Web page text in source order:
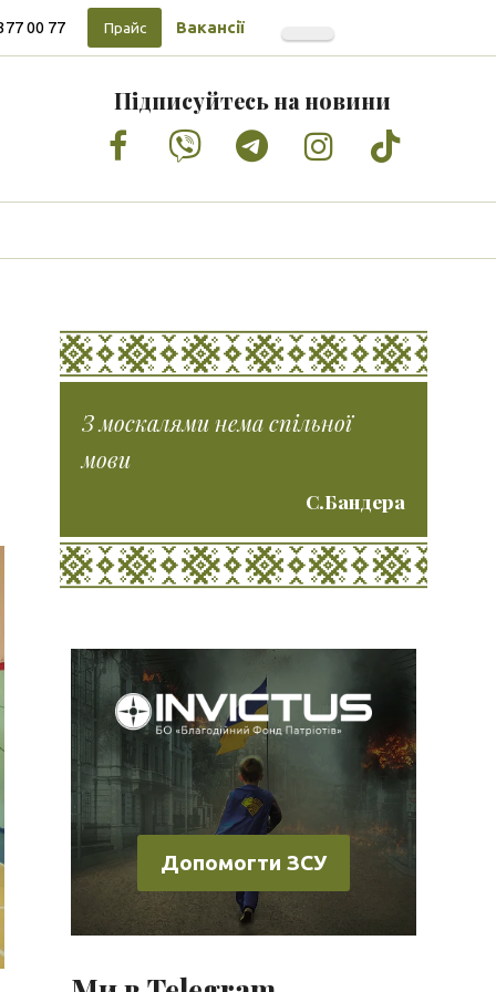
00 77 Прайс Вакансії
Підписуйтесь на новини
Facebook
VimeoTumblrInstagram
Tiktok
З москалями нема спільної
мови
С.Бандера
Допомогти ЗСУ